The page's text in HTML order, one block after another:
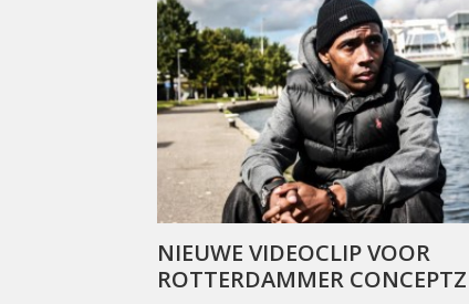
NIEUWE VIDEOCLIP VOOR
ROTTERDAMMER CONCEPTZ